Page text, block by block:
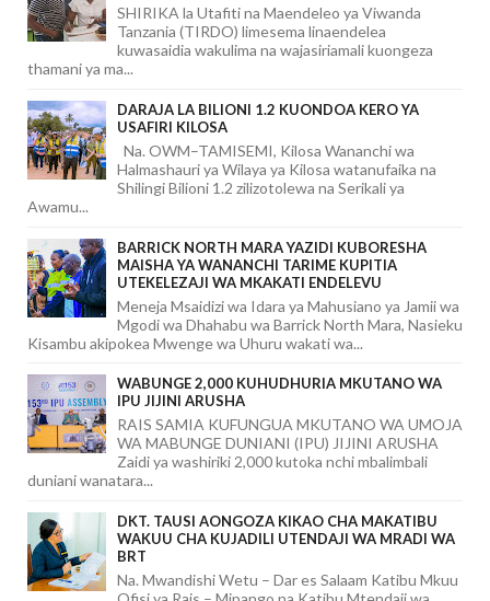
SHIRIKA la Utafiti na Maendeleo ya Viwanda
Tanzania (TIRDO) limesema linaendelea
kuwasaidia wakulima na wajasiriamali kuongeza
thamani ya ma...
DARAJA LA BILIONI 1.2 KUONDOA KERO YA
USAFIRI KILOSA
Na. OWM–TAMISEMI, Kilosa Wananchi wa
Halmashauri ya Wilaya ya Kilosa watanufaika na
Shilingi Bilioni 1.2 zilizotolewa na Serikali ya
Awamu...
BARRICK NORTH MARA YAZIDI KUBORESHA
MAISHA YA WANANCHI TARIME KUPITIA
UTEKELEZAJI WA MKAKATI ENDELEVU
Meneja Msaidizi wa Idara ya Mahusiano ya Jamii wa
Mgodi wa Dhahabu wa Barrick North Mara, Nasieku
Kisambu akipokea Mwenge wa Uhuru wakati wa...
WABUNGE 2,000 KUHUDHURIA MKUTANO WA
IPU JIJINI ARUSHA
RAIS SAMIA KUFUNGUA MKUTANO WA UMOJA
WA MABUNGE DUNIANI (IPU) JIJINI ARUSHA
Zaidi ya washiriki 2,000 kutoka nchi mbalimbali
duniani wanatara...
DKT. TAUSI AONGOZA KIKAO CHA MAKATIBU
WAKUU CHA KUJADILI UTENDAJI WA MRADI WA
BRT
Na. Mwandishi Wetu – Dar es Salaam Katibu Mkuu